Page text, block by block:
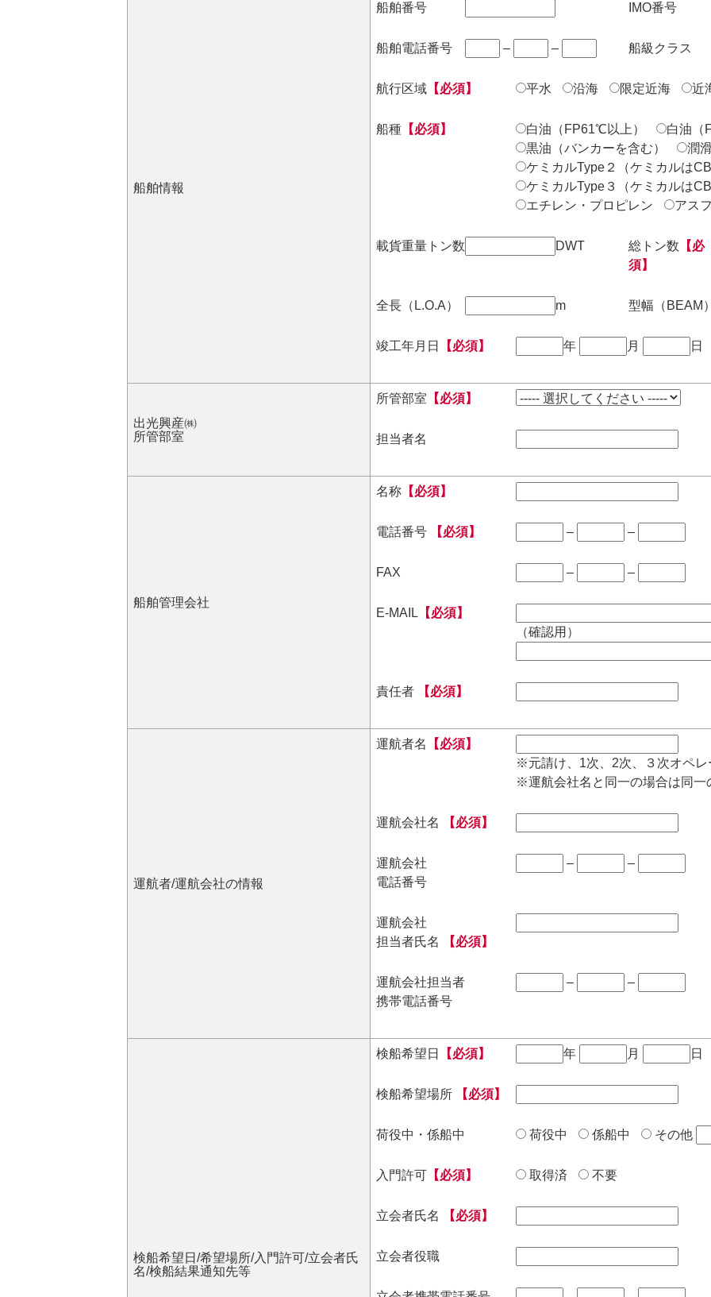
船舶情報
船舶番号 IMO番号
船舶電話番号 – – 船級クラス
航行区域 【必須】 平水 沿海 限定近海 近
船種 【必須】 白油（FP61℃以上）
白油（
黒油（バンカーを含む）
潤
ケミカルType２（ケミカルは
ケミカルType３（ケミカルは
エチレン・プロピレン
アス
載貨重量トン数 DWT 総トン数 【必
須】
全長（L.O.A） m 型幅（BEAM）
竣工年月日 【必須】 年 月 日
出光興産㈱
所管部室
所管部室 【必須】
担当者名
船舶管理会社
名称 【必須】
電話番号 【必須】 – –
FAX – –
E-MAIL 【必須】
（確認用）
責任者 【必須】
運航者/運航会社の情報
運航者名
【必須】
※元請け、1次、2次、３次オペレ
※運航会社名と同一の場合は同一
運航会社名 【必須】
運航会社
電話番号
– –
運航会社
担当者氏名
【必須】
運航会社担当者
携帯電話番号
– –
検船希望日/希望場所/入門許可/立会者氏
名/検船結果通知先等
検船希望日 【必須】 年 月 日
検船希望場所 【必須】
荷役中・係船中 荷役中 係船中 その他
入門許可 【必須】 取得済 不要
立会者氏名 【必須】
立会者役職